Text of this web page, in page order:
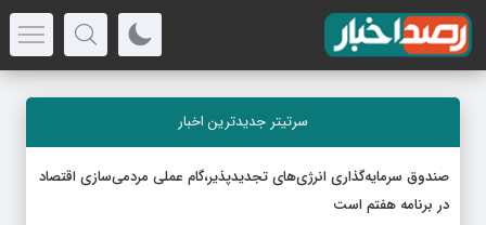
سرتیتر جدیدترین اخبار
صندوق سرمایه‌گذاری انرژی‌های تجدیدپذیر،گام عملی مردمی‌سازی اقتصاد
در برنامه هفتم است